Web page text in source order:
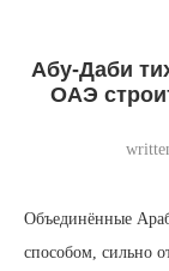
Абу-Даби
ОАЭ
Объединённые
способом, сильно